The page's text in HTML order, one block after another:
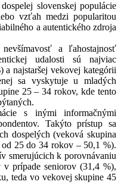
slovenskej populácie
vzťah medzi popularitou
a autentického zdroja
a ľahostajnosť
udalosti sú najviac
a najstaršej vekovej kategórii
sa vyskytuje u mladých
25 – 34 rokov, kde tento
s inými informačnými
Takýto prístup sa
dospelých (veková skupina
25 do 34 rokov – 50,1 %).
smerujúcich k porovnávaniu
prípade seniorov (31,4 %),
teda vo vekovej skupine 45